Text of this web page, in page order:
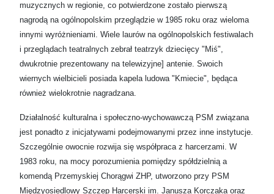
muzycznych w regionie, co potwierdzone zostało pierwszą
nagrodą na ogólnopolskim przeglądzie w 1985 roku oraz wieloma
innymi wyróżnieniami. Wiele laurów na ogólnopolskich festiwalach
i przeglądach teatralnych zebrał teatrzyk dziecięcy "Miś",
dwukrotnie prezentowany na telewizyjne] antenie. Swoich
wiernych wielbicieli posiada kapela ludowa "Kmiecie", będąca
również wielokrotnie nagradzana.
Działalność kulturalna i społeczno-wychowawczą PSM związana
jest ponadto z inicjatywami podejmowanymi przez inne instytucje.
Szczególnie owocnie rozwija się współpraca z harcerzami. W
1983 roku, na mocy porozumienia pomiędzy spółdzielnią a
komendą Przemyskiej Chorągwi ZHP, utworzono przy PSM
Międzyosiedlowy Szczep Harcerski im. Janusza Korczaka oraz